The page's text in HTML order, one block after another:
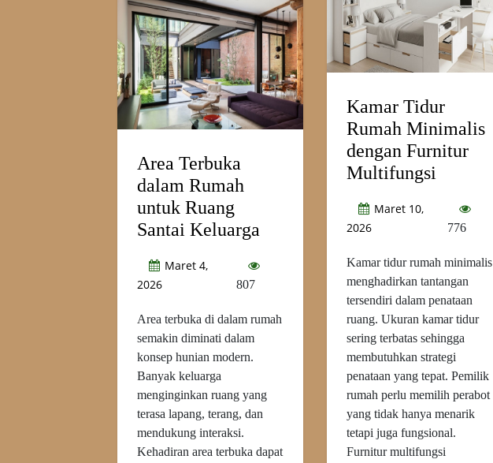
Kamar Tidur
Rumah Minimalis
dengan Furnitur
Multifungsi
Maret 10,
2026
776
Kamar tidur rumah minimalis
menghadirkan tantangan
tersendiri dalam penataan
ruang. Ukuran kamar tidur
sering terbatas sehingga
membutuhkan strategi
penataan yang tepat. Pemilik
rumah perlu memilih perabot
yang tidak hanya menarik
tetapi juga fungsional.
Furnitur multifungsi
Area Terbuka
dalam Rumah
untuk Ruang
Santai Keluarga
Maret 4,
2026
807
Area terbuka di dalam rumah
semakin diminati dalam
konsep hunian modern.
Banyak keluarga
menginginkan ruang yang
terasa lapang, terang, dan
mendukung interaksi.
Kehadiran area terbuka dapat